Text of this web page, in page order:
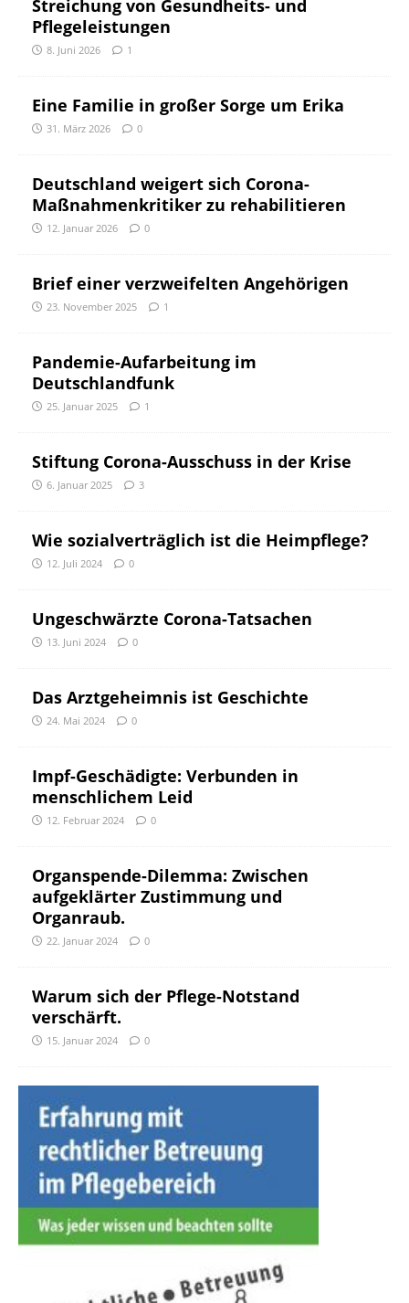
Streichung von Gesundheits- und
Pflegeleistungen
8. Juni 2026 1
Eine Familie in großer Sorge um Erika
31. März 2026 0
Deutschland weigert sich Corona-
Maßnahmenkritiker zu rehabilitieren
12. Januar 2026 0
Brief einer verzweifelten Angehörigen
23. November 2025 1
Pandemie-Aufarbeitung im
Deutschlandfunk
25. Januar 2025 1
Stiftung Corona-Ausschuss in der Krise
6. Januar 2025 3
Wie sozialverträglich ist die Heimpflege?
12. Juli 2024 0
Ungeschwärzte Corona-Tatsachen
13. Juni 2024 0
Das Arztgeheimnis ist Geschichte
24. Mai 2024 0
Impf-Geschädigte: Verbunden in
menschlichem Leid
12. Februar 2024 0
Organspende-Dilemma: Zwischen
aufgeklärter Zustimmung und
Organraub.
22. Januar 2024 0
Warum sich der Pflege-Notstand
verschärft.
15. Januar 2024 0